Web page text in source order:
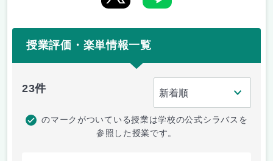
授業評価・楽単情報一覧
23件
のマークがついている授業は学校の公式シラバスを
参照した授業です。